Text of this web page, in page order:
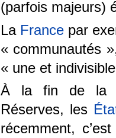
(parfois majeurs)
La France par
« communautés
« une et
À la fin de la
Réserves, les
récemment,